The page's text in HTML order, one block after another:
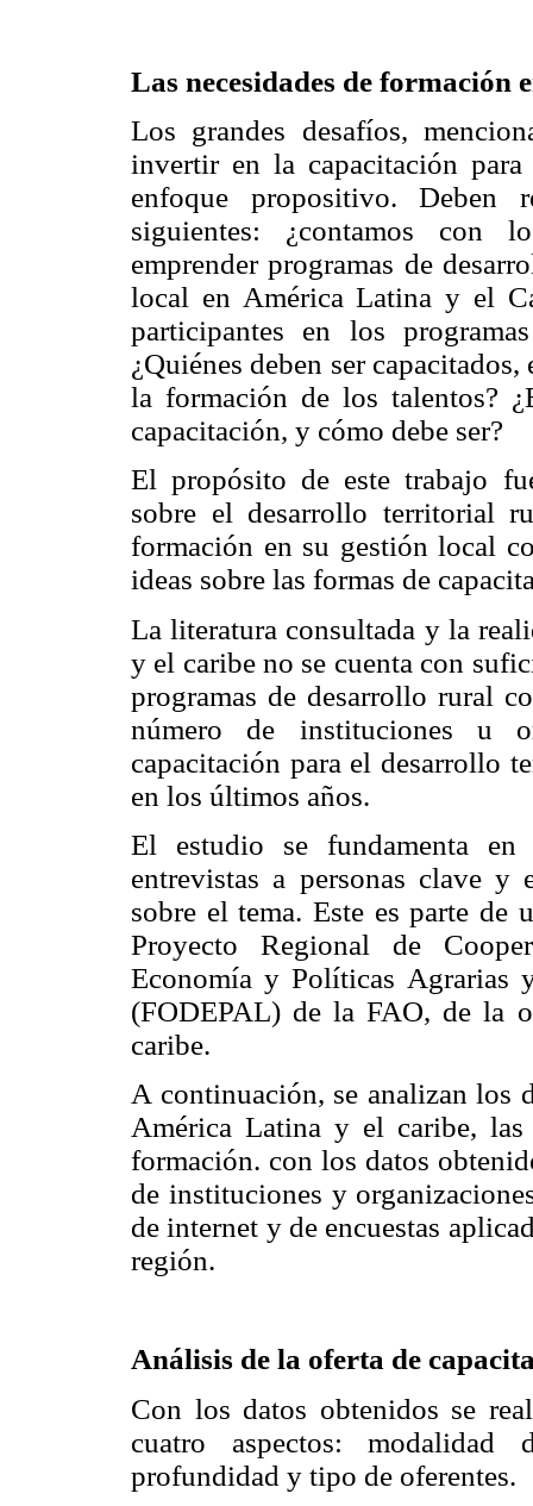
Las necesidades de
Los grandes desafíos,
invertir en la capacitación
enfoque propositivo. Deben
siguientes: ¿contamos con
emprender programas de
local en América Latina y el
participantes en los
¿Quiénes deben ser
la formación de los talentos?
capacitación, y cómo debe ser?
El propósito de este trabajo
sobre el desarrollo territorial
formación en su gestión local
ideas sobre las formas de
La literatura consultada y la
y el caribe no se cuenta con
programas de desarrollo rural
número de instituciones u
capacitación para el desarrollo
en los últimos años.
El estudio se fundamenta
entrevistas a personas clave
sobre el tema. Este es parte
Proyecto Regional de
Economía y Políticas Agrarias
(FODEPAL) de la FAO, de la
caribe.
A continuación, se analizan los
América Latina y el caribe,
formación. con los datos
de instituciones y
de internet y de encuestas
región.
Análisis de la oferta de
Con los datos obtenidos se
cuatro aspectos: modalidad
profundidad y tipo de oferentes.